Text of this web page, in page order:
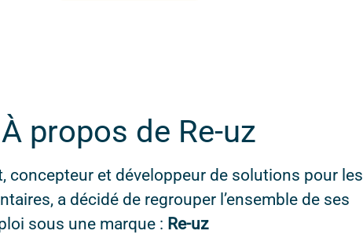
À propos de Re-uz
concepteur et développeur de solutions pour les
a décidé de regrouper l’ensemble de ses
sous une marque : Re-uz